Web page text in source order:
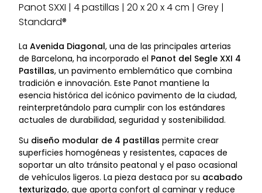
Panot SXXI | 4 pastillas | 20 x 20 x 4 cm | Grey |
Standard®
La Avenida Diagonal, una de las principales arterias
de Barcelona, ha incorporado el Panot del Segle XXI 4
Pastillas, un pavimento emblemático que combina
tradición e innovación. Este Panot mantiene la
esencia histórica del icónico pavimento de la ciudad,
reinterpretándolo para cumplir con los estándares
actuales de durabilidad, seguridad y sostenibilidad.
Su diseño modular de 4 pastillas permite crear
superficies homogéneas y resistentes, capaces de
soportar un alto tránsito peatonal y el paso ocasional
de vehículos ligeros. La pieza destaca por su acabado
texturizado, que aporta confort al caminar y reduce